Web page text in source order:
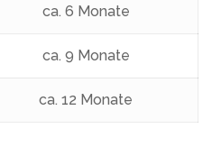
ca. 6 Monate
ca. 9 Monate
ca. 12 Monate